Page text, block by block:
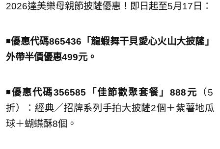
2026達美樂母親節披薩優惠！即日起至5月17日：
◾️優惠代碼865436「龍蝦舞干貝愛心火山大披薩」
外帶半價優惠499元。
◾️優惠代碼356585「佳節歡聚套餐」888元 （5
折）：經典／招牌系列手拍大披薩2個＋紫薯地瓜
球＋蝴蝶酥8個。